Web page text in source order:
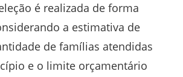
é realizada de forma
a estimativa de
de famílias atendidas
e o limite orçamentário